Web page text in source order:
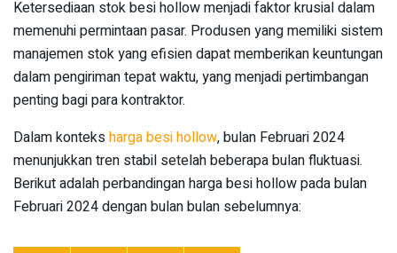
Ketersediaan stok besi hollow menjadi faktor krusial dalam
memenuhi permintaan pasar. Produsen yang memiliki sistem
manajemen stok yang efisien dapat memberikan keuntungan
dalam pengiriman tepat waktu, yang menjadi pertimbangan
penting bagi para kontraktor.
Dalam konteksharga besi hollow, bulan Februari 2024
menunjukkan tren stabil setelah beberapa bulan fluktuasi.
Berikut adalah perbandingan harga besi hollow pada bulan
Februari 2024 dengan bulan bulan sebelumnya: